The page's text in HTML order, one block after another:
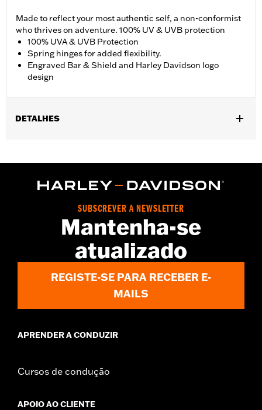
Made to reflect your most authentic self, a non-conformist
who thrives on adventure. 100% UV & UVB protection
100% UVA & UVB Protection
Spring hinges for added flexibility.
Engraved Bar & Shield and Harley Davidson logo
design
DETALHES
Functional Features:100% UV Protection,UVB protection
d.com/warrantyfor full details
SUBSCREVER A NEWSLETTER
Mantenha-se
atualizado
REGISTE-SE PARA RECEBER E-
MAILS
APRENDER A CONDUZIR
Cursos de condução
APOIO AO CLIENTE